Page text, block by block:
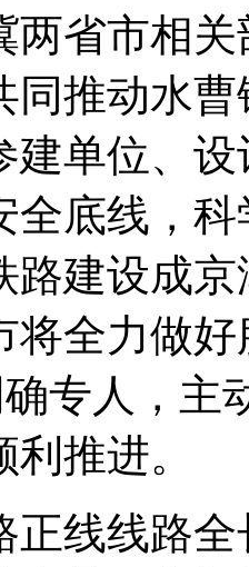
两省市相
同推动水
建单位、
全底线，
路建设成
将全力做
专人，主
推进。
线路全